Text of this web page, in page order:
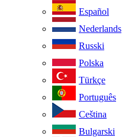
Español
Nederlands
Russki
Polska
Türkçe
Português
Ceština
Bulgarski